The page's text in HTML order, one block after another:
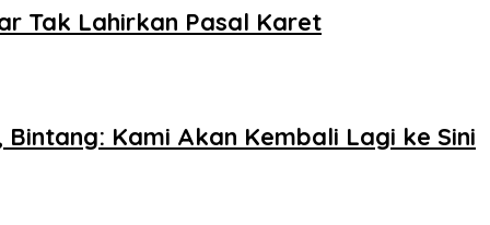
Tak Lahirkan Pasal Karet
Kami Akan Kembali Lagi ke Sini